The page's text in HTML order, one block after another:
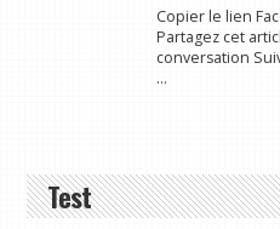
Copier le lien
Partagez cet
conversation
...
Test